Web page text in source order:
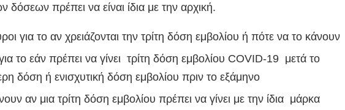
πρέπει να είναι ίδια με την αρχική.
για το αν χρειάζονται την τρίτη δόση εμβολίου ή πότε να το κάνουν
το εάν πρέπει να γίνει τρίτη δόση εμβολίου COVID-19 μετά το
δόση ή ενισχυτική δόση εμβολίου πριν το εξάμηνο
αν μια τρίτη δόση εμβολίου πρέπει να γίνει με την ίδια μάρκα